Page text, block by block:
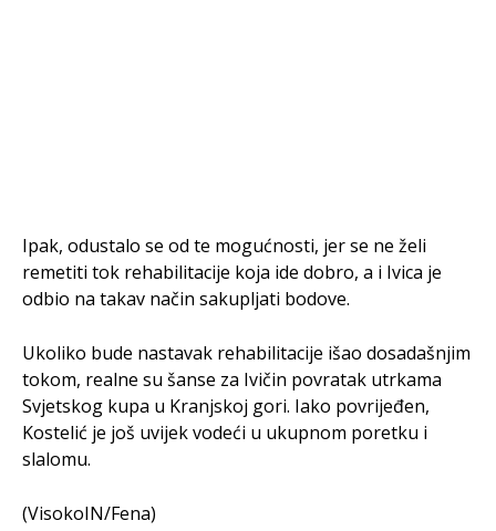
Ipak, odustalo se od te mogućnosti, jer se ne želi
remetiti tok rehabilitacije koja ide dobro, a i Ivica je
odbio na takav način sakupljati bodove.
Ukoliko bude nastavak rehabilitacije išao dosadašnjim
tokom, realne su šanse za Ivičin povratak utrkama
Svjetskog kupa u Kranjskoj gori. Iako povrijeđen,
Kostelić je još uvijek vodeći u ukupnom poretku i
slalomu.
(VisokoIN/Fena)